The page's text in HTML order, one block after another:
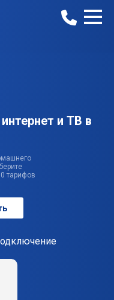
и ТВ в
тарифов